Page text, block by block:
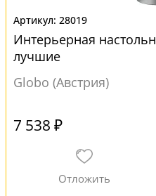
28019
Интерьерная
лучшие
Globo (Австрия)
7 538 ₽